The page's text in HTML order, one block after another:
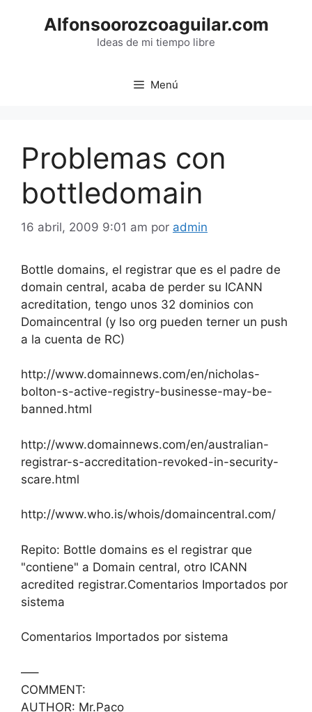
Alfonsoorozcoaguilar.com
Ideas de mi tiempo libre
Menú
Problemas con
bottledomain
16 abril, 2009 9:01 am por admin
Bottle domains, el registrar que es el padre de
domain central, acaba de perder su ICANN
acreditation, tengo unos 32 dominios con
Domaincentral (y lso org pueden terner un push
a la cuenta de RC)
http://www.domainnews.com/en/nicholas-
bolton-s-active-registry-businesse-may-be-
banned.html
http://www.domainnews.com/en/australian-
registrar-s-accreditation-revoked-in-security-
scare.html
http://www.who.is/whois/domaincentral.com/
Repito: Bottle domains es el registrar que
"contiene" a Domain central, otro ICANN
acredited registrar.Comentarios Importados por
sistema
Comentarios Importados por sistema
—–
COMMENT:
AUTHOR: Mr.Paco